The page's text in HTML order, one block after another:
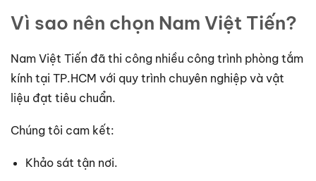
Vì sao nên chọn Nam Việt Tiến?
Nam Việt Tiến đã thi công nhiều công trình phòng tắm
kính tại TP.HCM với quy trình chuyên nghiệp và vật
liệu đạt tiêu chuẩn.
Chúng tôi cam kết:
Khảo sát tận nơi.